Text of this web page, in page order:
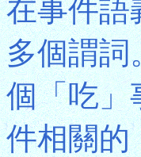
在事件語
多個謂詞
個「吃」
件相關的